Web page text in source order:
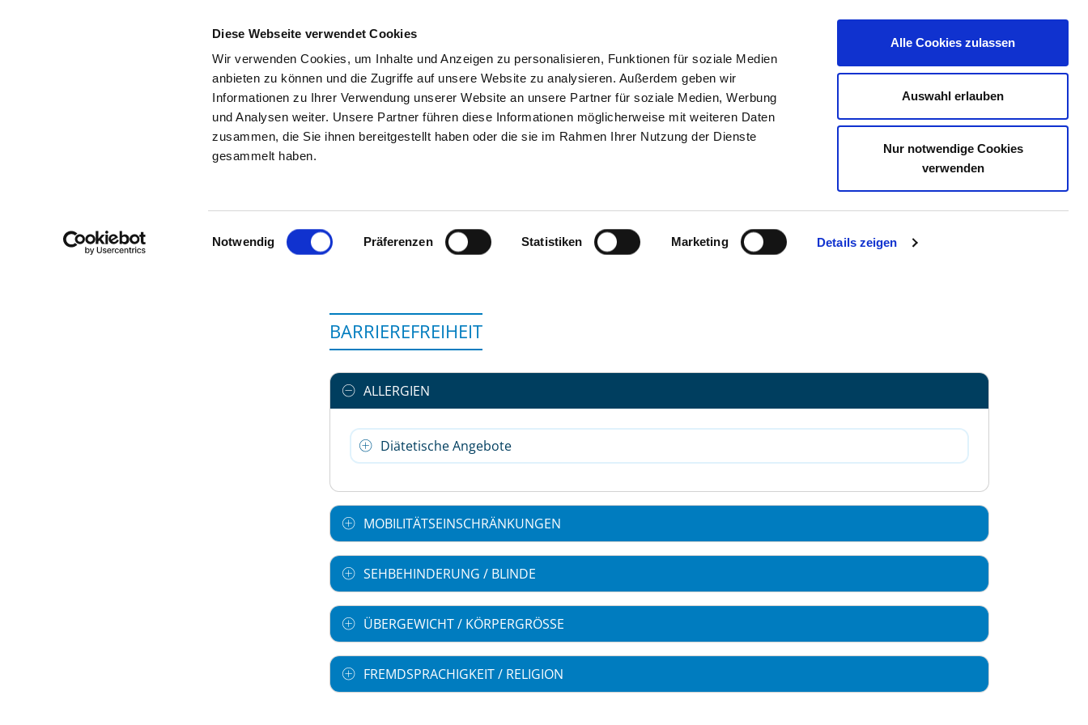
Diese Webseite verwendet Cookies
Wir verwenden Cookies, um Inhalte und Anzeigen zu personalisieren, Funktionen für soziale Medien
anbieten zu können und die Zugriffe auf unsere Website zu analysieren. Außerdem geben wir
Informationen zu Ihrer Verwendung unserer Website an unsere Partner für soziale Medien, Werbung
und Analysen weiter. Unsere Partner führen diese Informationen möglicherweise mit weiteren Daten
zusammen, die Sie ihnen bereitgestellt haben oder die sie im Rahmen Ihrer Nutzung der Dienste
gesammelt haben.
Einwilligungsauswahl
Notwendig Präferenzen Statistiken Marketing Details zeigen
Alle Cookies zulassen
Auswahl erlauben
Nur notwendige Cookies
verwenden
SUCHEN TIPPS & HILFE DAS DKV STELLENBÖRSE KONTAKT IHRE MEINUNG
Zur Krankenhaus-Startseite
SÄCHSISCHES KRANKENHAUS ALTSCHERBITZ TAGESKLINK
BARRIEREFREIHEIT
ALLERGIEN
Diätetische Angebote
MOBILITÄTSEINSCHRÄNKUNGEN
SEHBEHINDERUNG / BLINDE
ÜBERGEWICHT / KÖRPERGRÖSSE
FREMDSPRACHIGKEIT / RELIGION